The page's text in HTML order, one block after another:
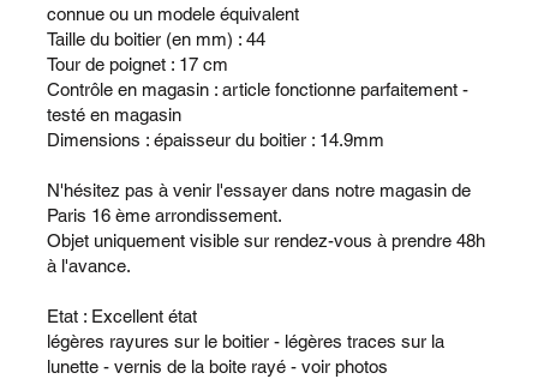
connue ou un modele équivalent
Taille du boitier (en mm) : 44
Tour de poignet : 17 cm
Contrôle en magasin : article fonctionne parfaitement -
testé en magasin
Dimensions : épaisseur du boitier : 14.9mm
N'hésitez pas à venir l'essayer dans notre magasin de
Paris 16 ème arrondissement.
Objet uniquement visible sur rendez-vous à prendre 48h
à l'avance.
Etat : Excellent état
légères rayures sur le boitier - légères traces sur la
lunette - vernis de la boite rayé - voir photos